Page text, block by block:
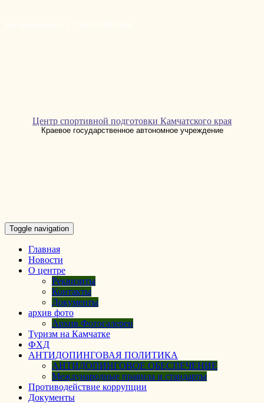
Центр спортивной подготовки Камчатского края
Краевое государственное автономное учреждение
Toggle navigation
Главная
Новости
О центре
Реквизиты
Контакты
Документы
архив фото
Архив Фотогалереи
Туризм на Камчатке
ФХД
АНТИДОПИНГОВАЯ ПОЛИТИКА
АНТИДОПИНГОВОЕ ОБЕСПЕЧЕНИЕ
Международные правила и стандарты
Противодействие коррупции
Документы